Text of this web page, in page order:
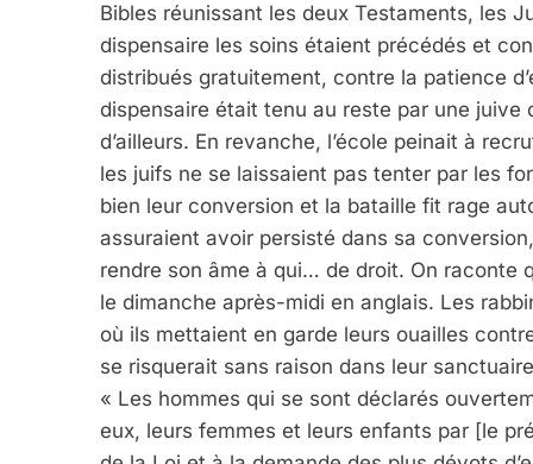
Bibles réunissant les deux Testaments, les
dispensaire les soins étaient précédés et
distribués gratuitement, contre la patience
dispensaire était tenu au reste par une
d’ailleurs. En revanche, l’école peinait à
les juifs ne se laissaient pas tenter par les
bien leur conversion et la bataille fit rage
assuraient avoir persisté dans sa
rendre son âme à qui… de droit. On raconte
le dimanche après-midi en anglais. Les
où ils mettaient en garde leurs ouailles
se risquerait sans raison dans leur
« Les hommes qui se sont déclarés
eux, leurs femmes et leurs enfants par [le